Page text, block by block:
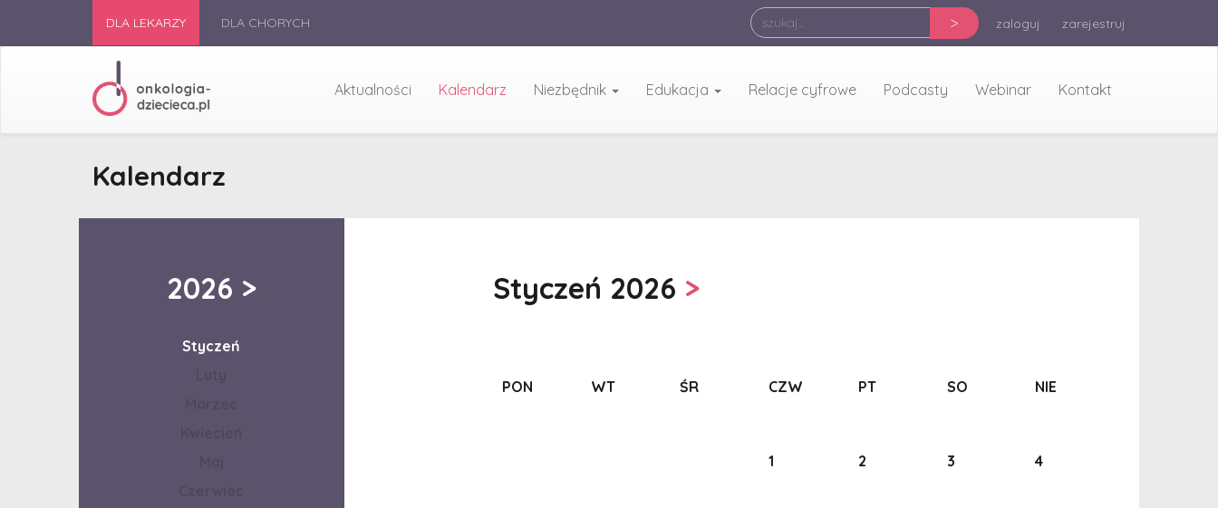
DLA LEKARZY DLA CHORYCH > zaloguj zarejestruj
Aktualności Kalendarz Niezbędnik Edukacja Relacje cyfrowe Podcasty Webinar Kontakt
Kalendarz
2026 >
Styczeń
Styczeń 2026 >
PON WT ŚR CZW PT SO NIE
1 2 3 4